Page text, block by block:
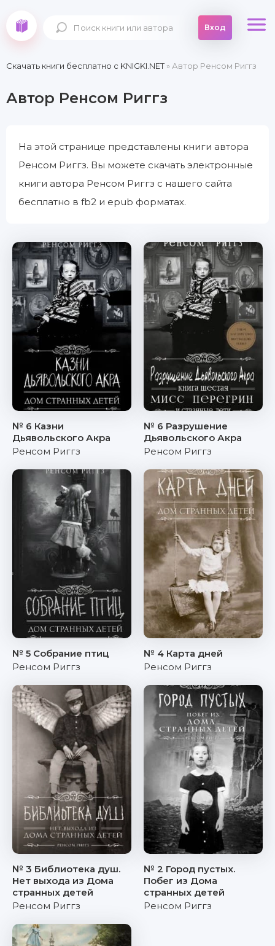
Вход
Скачать книги бесплатно c KNIGKI.NET» Автор Ренсом Риггз
Автор Ренсом Риггз
На этой странице представлены книги автора
Ренсом Риггз. Вы можете скачать электронные
книги автора Ренсом Риггз с нашего сайта
бесплатно в fb2 и epub форматах.
№ 6 Казни
Дьявольского Акра
Ренсом Риггз
№ 6 Разрушение
Дьявольского Акра
Ренсом Риггз
№ 5 Собрание птиц
Ренсом Риггз
№ 4 Карта дней
Ренсом Риггз
№ 3 Библиотека душ.
Нет выхода из Дома
странных детей
Ренсом Риггз
№ 2 Город пустых.
Побег из Дома
странных детей
Ренсом Риггз